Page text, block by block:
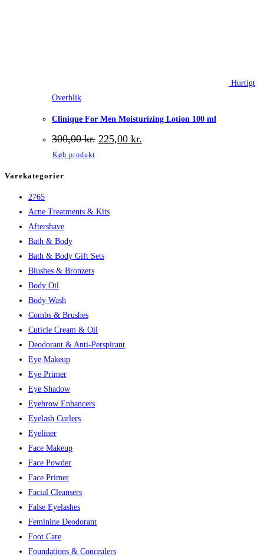
Hurtigt
Overblik
Clinique For Men Moisturizing Lotion 100 ml
300,00kr. Den
oprindelige
225,00 kr.
aktuelle
Køb produkt
Varekategorier
2765
Acne Treatments & Kits
Aftershave
Bath & Body
Bath & Body Gift Sets
Blushes & Bronzers
Body Oil
Body Wash
Combs & Brushes
Cuticle Cream & Oil
Deodorant & Anti-Perspirant
Eye Makeup
Eye Primer
Eye Shadow
Eyebrow Enhancers
Eyelash Curlers
Eyeliner
Face Makeup
Face Powder
Face Primer
Facial Cleansers
False Eyelashes
Feminine Deodorant
Foot Care
Foundations & Concealers